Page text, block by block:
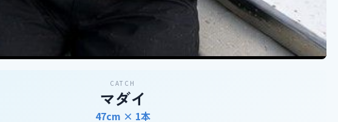
CATCH
マダイ
47cm × 1本